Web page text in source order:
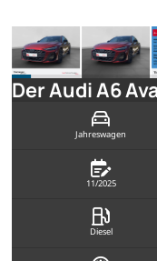
Der Audi A6
Jahreswagen
11/2025
Diesel